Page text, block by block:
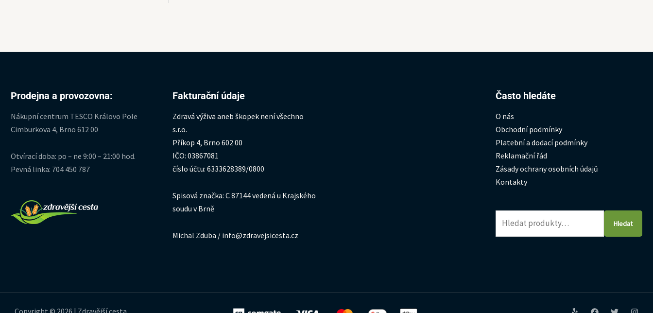
Prodejna a provozovna:
Nákupní centrum TESCO Královo Pole
Cimburkova 4, Brno 612 00
Otvírací doba: po – ne 9:00 – 21:00 hod.
Pevná linka: 704 450 787
Fakturační údaje
Zdravá výživa aneb škopek není všechno
s.r.o.
Příkop 4, Brno 602 00
IČO: 03867081
číslo účtu: 6333628389/0800
Spisová značka: C 87144 vedená u Krajského
soudu v Brně
Michal Zduba / info@zdravejsicesta.cz
Často hledáte
O nás
Obchodní podmínky
Platební a dodací podmínky
Reklamační řád
Zásady ochrany osobních údajů
Kontakty
Hledat:
Hledat
Copyright © 2026 | Zdravější cesta